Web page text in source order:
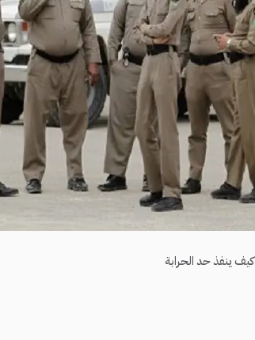
كيف ينفذ حد الحرابة